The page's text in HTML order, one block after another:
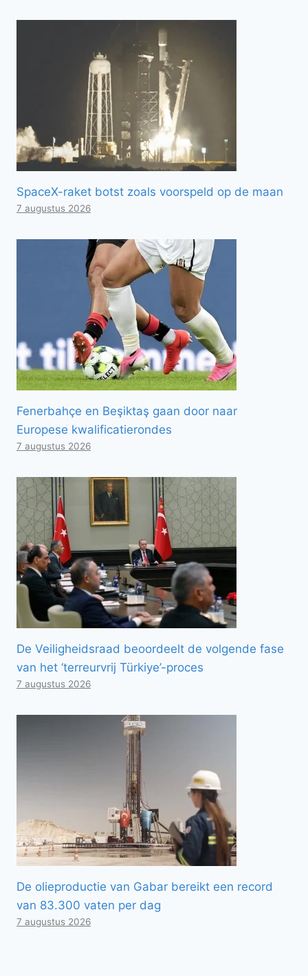
SpaceX-raket botst zoals voorspeld op de maan
7 augustus 2026
Fenerbahçe en Beşiktaş gaan door naar
Europese kwalificatierondes
7 augustus 2026
De Veiligheidsraad beoordeelt de volgende fase
van het ‘terreurvrij Türkiye’-proces
7 augustus 2026
De olieproductie van Gabar bereikt een record
van 83.300 vaten per dag
7 augustus 2026